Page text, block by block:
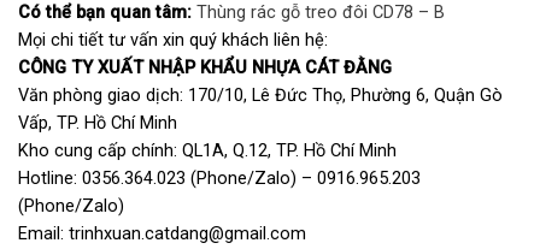
Có thể bạn quan tâm: Thùng rác gỗ treo đôi CD78 – B
Mọi chi tiết tư vấn xin quý khách liên hệ:
CÔNG TY XUẤT NHẬP KHẨU NHỰA CÁT ĐẰNG
Văn phòng giao dịch: 170/10, Lê Đức Thọ, Phường 6, Quận Gò
Vấp, TP. Hồ Chí Minh
Kho cung cấp chính: QL1A, Q.12, TP. Hồ Chí Minh
Hotline: 0356.364.023 (Phone/Zalo) – 0916.965.203
(Phone/Zalo)
Email: trinhxuan.catdang@gmail.com